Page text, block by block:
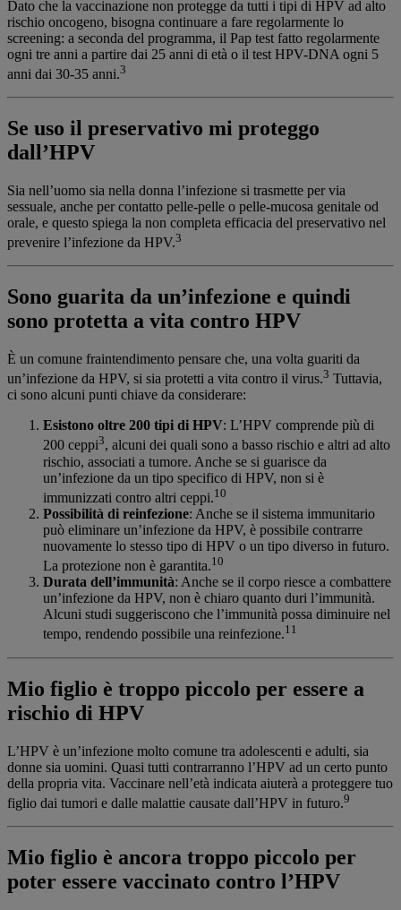
Dato che la vaccinazione non protegge da tutti i tipi di HPV ad alto
rischio oncogeno, bisogna continuare a fare regolarmente lo
screening: a seconda del programma, il Pap test fatto regolarmente
ogni tre anni a partire dai 25 anni di età o il test HPV-DNA ogni 5
anni dai 30-35 anni.3
Se uso il preservativo mi proteggo
dall’HPV
Sia nell’uomo sia nella donna l’infezione si trasmette per via
sessuale, anche per contatto pelle-pelle o pelle-mucosa genitale od
orale, e questo spiega la non completa efficacia del preservativo nel
prevenire l’infezione da HPV.3
Sono guarita da un’infezione e quindi
sono protetta a vita contro HPV
È un comune fraintendimento pensare che, una volta guariti da
un’infezione da HPV, si sia protetti a vita contro il virus.3 Tuttavia,
ci sono alcuni punti chiave da considerare:
Esistono oltre 200 tipi di HPV: L’HPV comprende più di
200 ceppi3, alcuni dei quali sono a basso rischio e altri ad alto
rischio, associati a tumore. Anche se si guarisce da
un’infezione da un tipo specifico di HPV, non si è
immunizzati contro altri ceppi.10
Possibilità di reinfezione: Anche se il sistema immunitario
può eliminare un’infezione da HPV, è possibile contrarre
nuovamente lo stesso tipo di HPV o un tipo diverso in futuro.
La protezione non è garantita.10
Durata dell’immunità: Anche se il corpo riesce a combattere
un’infezione da HPV, non è chiaro quanto duri l’immunità.
Alcuni studi suggeriscono che l’immunità possa diminuire nel
tempo, rendendo possibile una reinfezione.11
Mio figlio è troppo piccolo per essere a
rischio di HPV
L’HPV è un’infezione molto comune tra adolescenti e adulti, sia
donne sia uomini. Quasi tutti contrarranno l’HPV ad un certo punto
della propria vita. Vaccinare nell’età indicata aiuterà a proteggere tuo
figlio dai tumori e dalle malattie causate dall’HPV in futuro.9
Mio figlio è ancora troppo piccolo per
poter essere vaccinato contro l’HPV